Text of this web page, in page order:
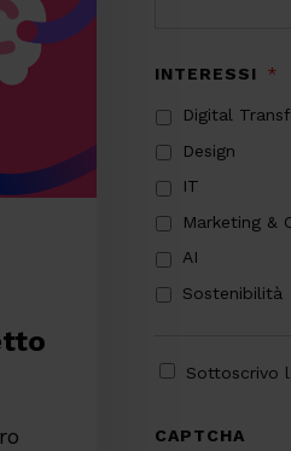
INTERESSI *
Digital
Design
IT
Marketing &
AI
Sostenibilità
Sottoscrivo
CAPTCHA